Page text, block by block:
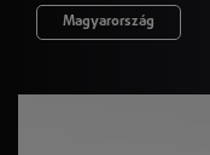
Magyarország